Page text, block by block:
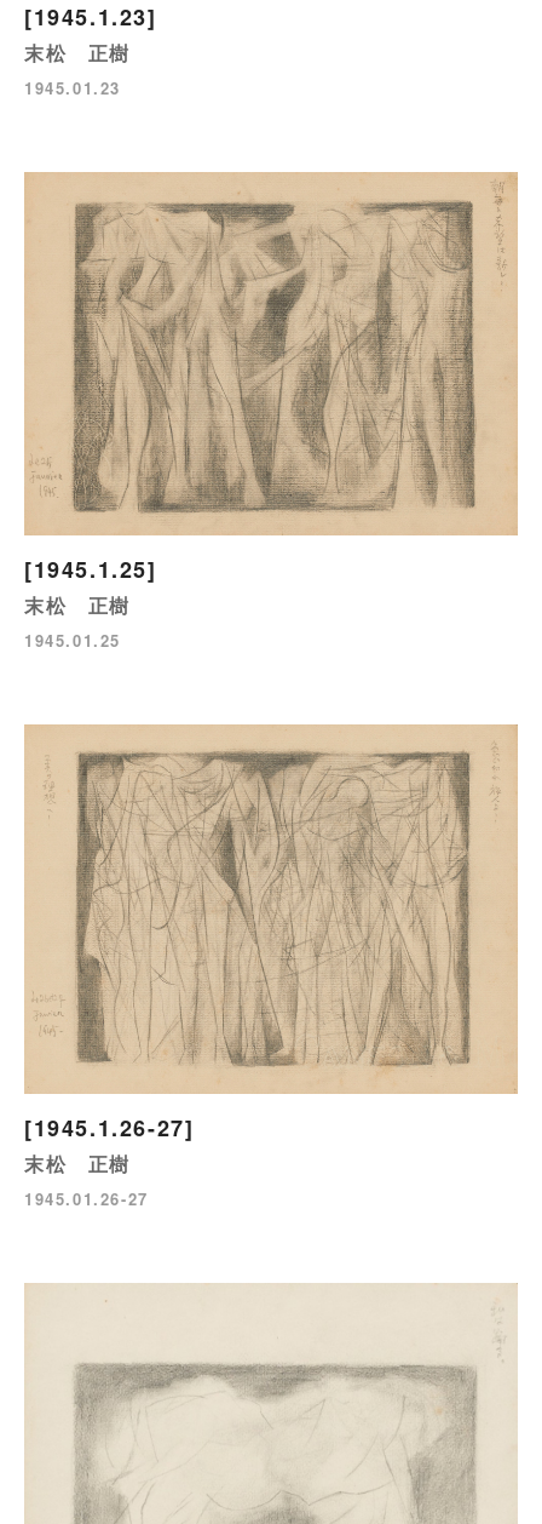
[1945.1.23]
末松 正樹
1945.01.23
[1945.1.25]
末松 正樹
1945.01.25
[1945.1.26-27]
末松 正樹
1945.01.26-27